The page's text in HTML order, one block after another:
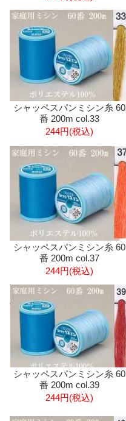
シャッペスパンミシン糸 60
番 200m col.33
244円(税込)
シャッペスパンミシン糸 60
番 200m col.37
244円(税込)
シャッペスパンミシン糸 60
番 200m col.39
244円(税込)